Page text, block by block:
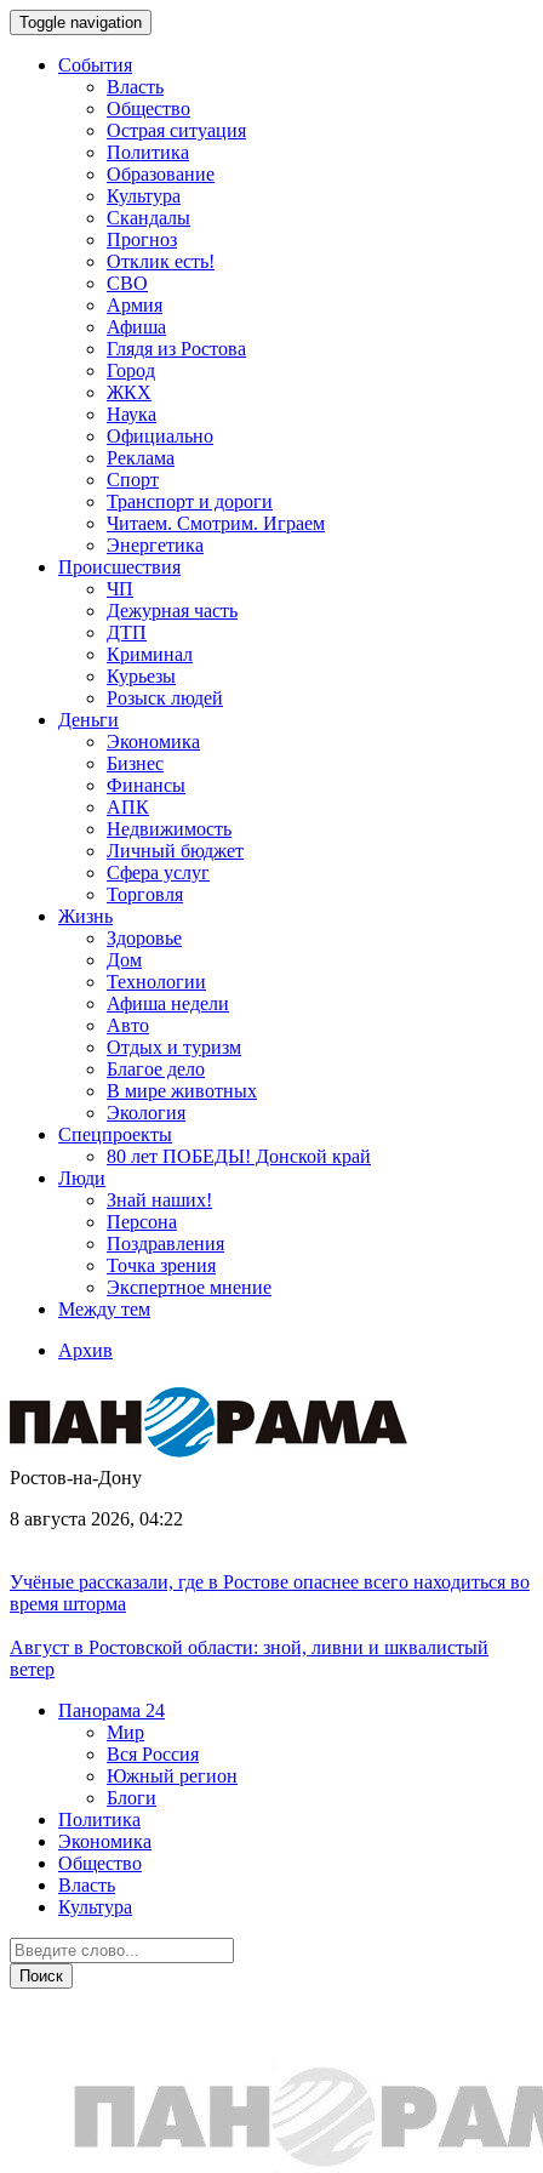
Toggle navigation
События
Власть
Общество
Острая ситуация
Политика
Образование
Культура
Скандалы
Прогноз
Отклик есть!
СВО
Армия
Афиша
Глядя из Ростова
Город
ЖКХ
Наука
Официально
Реклама
Спорт
Транспорт и дороги
Читаем. Смотрим. Играем
Энергетика
Происшествия
ЧП
Дежурная часть
ДТП
Криминал
Курьезы
Розыск людей
Деньги
Экономика
Бизнес
Финансы
АПК
Недвижимость
Личный бюджет
Сфера услуг
Торговля
Жизнь
Здоровье
Дом
Технологии
Афиша недели
Авто
Отдых и туризм
Благое дело
В мире животных
Экология
Спецпроекты
80 лет ПОБЕДЫ! Донской край
Люди
Знай наших!
Персона
Поздравления
Точка зрения
Экспертное мнение
Между тем
Архив
Ростов-на-Дону
8 августа 2026, 04:22
Учёные рассказали, где в Ростове опаснее всего находиться во
время шторма
Август в Ростовской области: зной, ливни и шквалистый
ветер
Панорама 24
Мир
Вся Россия
Южный регион
Блоги
Политика
Экономика
Общество
Власть
Культура